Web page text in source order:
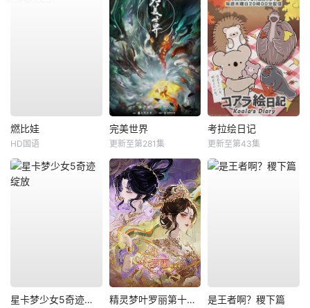
燃比娃
HD国语
完美世界
更新至第281集
考拉绘日记
更新至第43集
星卡梦少女5奇迹绽放 精灵梦叶罗丽第十一季（下） 是王者啊？稷下篇